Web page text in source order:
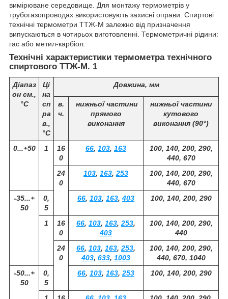
вимірюване середовище. Для монтажу термометрів у
трубогазопроводах використовують захисні оправи. Спиртові
технічні термометри ТТЖ-М залежно від призначення
випускаються в чотирьох виготовленні. Термометричні рідини:
гас або метил-карбіол.
Технічні характеристики термометра технічного
спиртового ТТЖ-М. 1
Діапаз
он см.,
°С
Ці
на
сп
ра
в.,
°С
Довжина, мм
в.
ч.
нижньої частини
прямого
виконання
нижньої частини
кутового
виконання (90°)
0...+50 1
16
0
66, 103, 163
100, 140, 200, 290,
440, 670
24
0
103, 163,253
100, 140, 200, 290,
440, 670
-35...+
50
0,
5
66, 103, 163, 403 100, 140, 200, 290
1
16
0
66, 103, 163,253,
403
100, 140, 200, 290,
440
24
0
66, 103, 163,253,
403, 633, 1003
100, 140, 200, 290,
440, 670, 1040
-50...+
50
0,
5
66, 103, 163,253 100, 140, 200, 290